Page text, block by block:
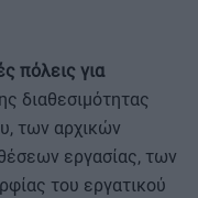
πόλεις για
διαθεσιμότητας
των αρχικών
εργασίας, των
του εργατικού